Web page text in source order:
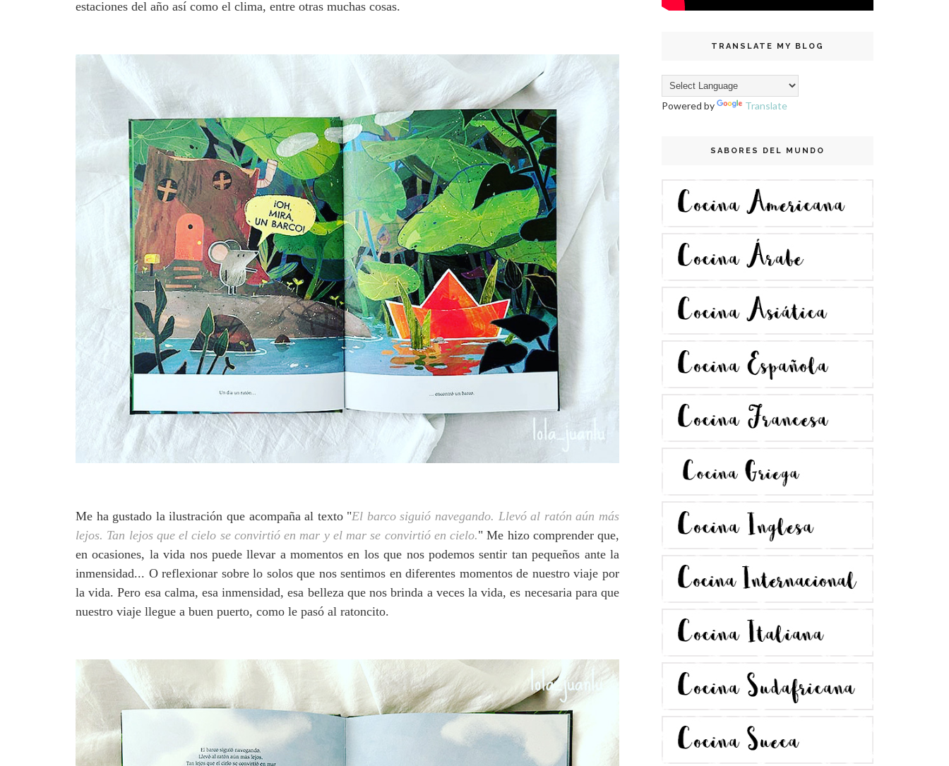
estaciones del año así como el clima, entre otras muchas cosas.
Me ha gustado la ilustración que acompaña al texto "El barco siguió navegando. Llevó al ratón aún más
lejos. Tan lejos que el cielo se convirtió en mar y el mar se convirtió en cielo." Me hizo comprender que,
en ocasiones, la vida nos puede llevar a momentos en los que nos podemos sentir tan pequeños ante la
inmensidad... O reflexionar sobre lo solos que nos sentimos en diferentes momentos de nuestro viaje por
la vida. Pero esa calma, esa inmensidad, esa belleza que nos brinda a veces la vida, es necesaria para que
nuestro viaje llegue a buen puerto, como le pasó al ratoncito.
TRANSLATE MY BLOG
Powered by Translate
SABORES DEL MUNDO